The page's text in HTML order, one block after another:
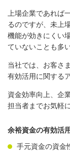
上場企業であれば
るのですが、未上
機能が効きにくい
ていないことも多
当社では、お客さ
有効活用に関する
資金効率向上、企
担当者までお気軽
余裕資金の有効活用
手元資金の資金